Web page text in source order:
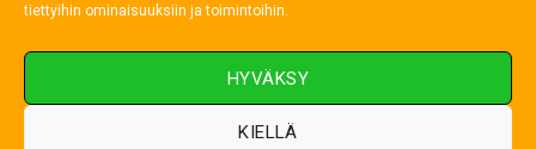
tiettyihin ominaisuuksiin ja toimintoihin.
HYVÄKSY
KIELLÄ